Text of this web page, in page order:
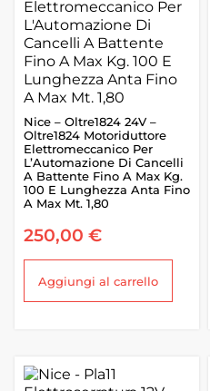
Nice – Oltre1824 24V –
Oltre1824 Motoriduttore
Elettromeccanico Per
L’Automazione Di Cancelli
A Battente Fino A Max Kg.
100 E Lunghezza Anta Fino
A Max Mt. 1,80
250,00 €
Aggiungi al carrello